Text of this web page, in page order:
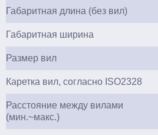
Габаритная длина (без вил)
Габаритная ширина
Размер вил
Каретка вил, согласно ISO2328
Расстояние между вилами
(мин.~макс.)